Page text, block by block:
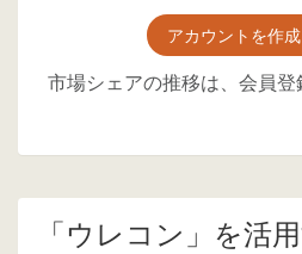
アカウントを作成
市場シェアの推移は、会員
「ウレコン」を活